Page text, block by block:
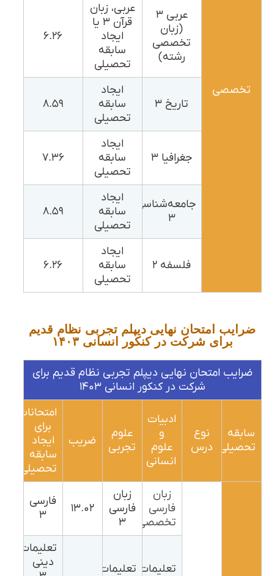
تخصصی
عربی ۳
(زبان
تخصصی
رشته)
عربی، زبان
قرآن ۳ یا
ایجاد
سابقه
تحصیلی
۶.۲۶
تاریخ ۳
ایجاد
سابقه
تحصیلی
۸.۵۹
جغرافیا ۳
ایجاد
سابقه
تحصیلی
۷.۳۶
جامعه‌شناسی
۳
ایجاد
سابقه
تحصیلی
۸.۵۹
فلسفه ۲
ایجاد
سابقه
تحصیلی
۶.۲۶
ضرایب امتحان نهایی دیپلم تجربی نظام قدیم
برای شرکت در کنکور انسانی ۱۴۰۳
ضرایب امتحان نهایی دیپلم تجربی نظام قدیم برای
شرکت در کنکور انسانی ۱۴۰۳
سابقه
تحصیلی
نوع
درس
ادبیات
و
علوم
انسانی
علوم
تجربی
ضریب
امتحانات
برای
ایجاد
سابقه
تحصیلی
زبان
فارسی
تخصصی
زبان
فارسی
۳
۱۳.۰۲
فارسی
۳
تعلیمات تعلیمات
تعلیمات
دینی